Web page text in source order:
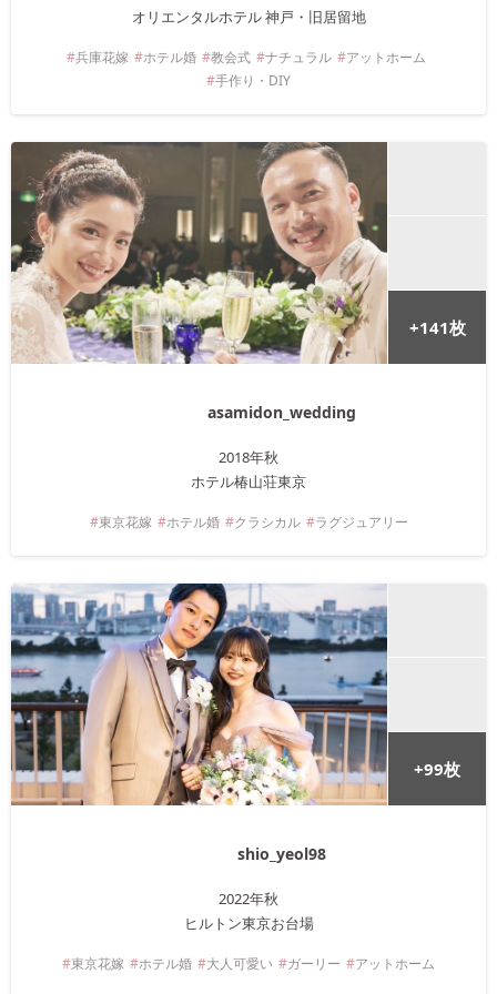
オリエンタルホテル 神戸・旧居留地
兵庫花嫁 ホテル婚 教会式 ナチュラル
アットホーム
手作り・DIY
+141枚
asamidon_wedding
2018年秋
ホテル椿山荘東京
東京花嫁 ホテル婚 クラシカル ラグジュアリー
+99枚
shio_yeol98
2022年秋
ヒルトン東京お台場
東京花嫁 ホテル婚 大人可愛い ガーリー アットホーム